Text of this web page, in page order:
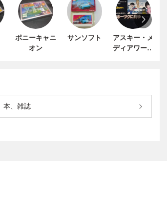
ポニーキャニ
オン
サンソフト
アスキー・メ
ディアワーク
本、雑誌